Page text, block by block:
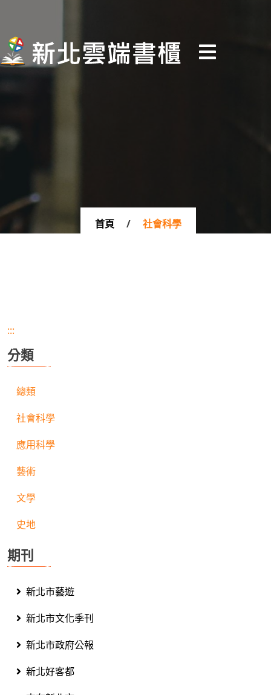
首頁 / 社會科學
:::
分類
總類
社會科學
應用科學
藝術
文學
史地
期刊
新北市藝遊
新北市文化季刊
新北市政府公報
新北好客都